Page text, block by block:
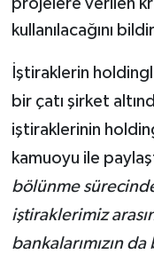
projelere verilen
kullanılacağını
İştiraklerin
bir çatı şirket
iştiraklerinin
kamuoyu ile
bölünme
iştiraklerimiz
bankalarımızın